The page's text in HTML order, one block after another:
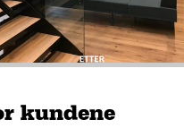
kundene